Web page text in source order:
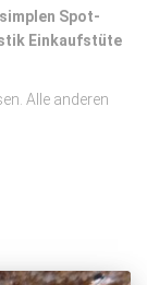
Spot-
Einkaufstüte
Alle anderen